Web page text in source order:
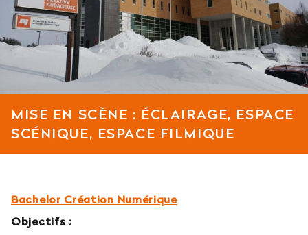
ENTREPRISE
NOS RÉSULTATS
MISE EN SCÈNE : ÉCLAIRAGE, ESPACE
SCÉNIQUE, ESPACE FILMIQUE
Bachelor Création Numérique
Objectifs :
Avez-vous des journées portes ouvertes ?
Quelle est la différence entre un bachelor et
une licence ?
Est-il possible d’intégrer l’école en 2e ou 3e
année ?